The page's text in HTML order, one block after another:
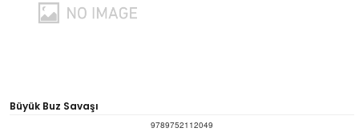
Büyük Buz Savaşı
9789752112049